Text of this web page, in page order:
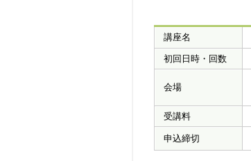
講座名
初回日時・回数
会場
受講料
申込締切